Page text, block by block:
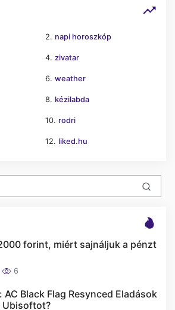
2. napi horoszkóp
4. zivatar
6. weather
8. kézilabda
10. rodri
12. liked.hu
forint, miért sajnáljuk a pénzt
6
AC Black Flag Resynced Eladások
Ubisoftot?